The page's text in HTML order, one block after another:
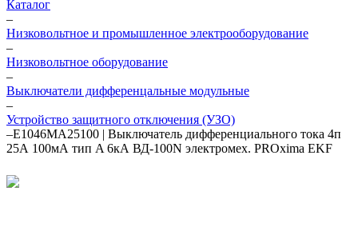
Каталог
–
Низковольтное и промышленное электрооборудование
–
Низковольтное оборудование
–
Выключатели дифференцальные модульные
–
Устройство защитного отключения (УЗО)
–E1046MA25100 | Выключатель дифференциального тока 4п
25А 100мА тип A 6кА ВД-100N электромех. PROxima EKF